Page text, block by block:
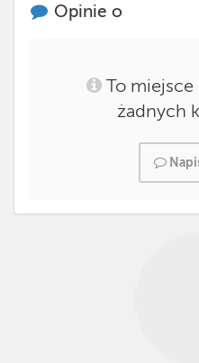
Opinie o
To miejsce
żadnych